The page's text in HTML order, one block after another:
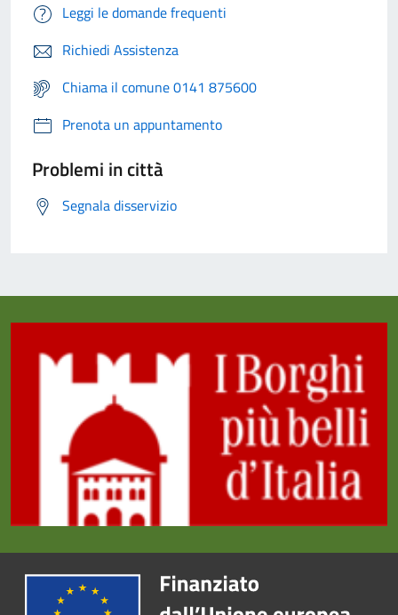
Leggi le domande frequenti
Richiedi Assistenza
Chiama il comune 0141 875600
Prenota un appuntamento
Problemi in città
Segnala disservizio